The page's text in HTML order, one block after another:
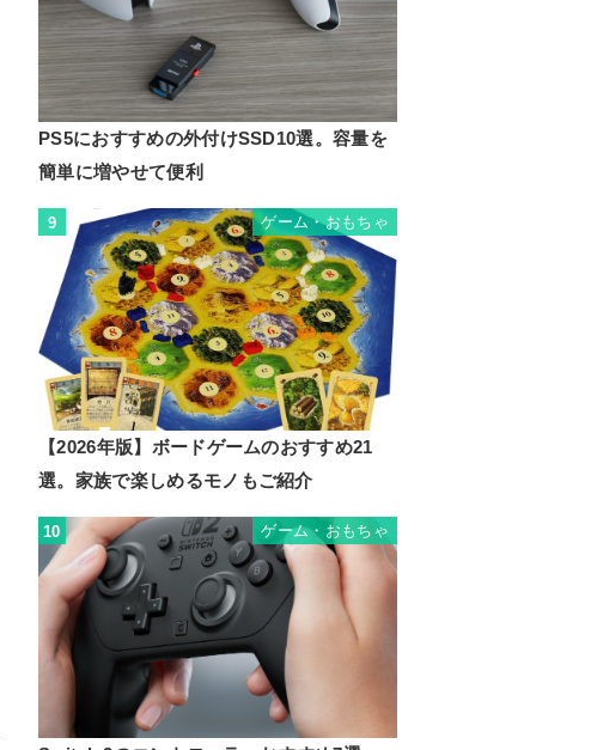
PS5におすすめの外付けSSD10選。容量を
簡単に増やせて便利
9 ゲーム・おもちゃ
【2026年版】ボードゲームのおすすめ21
選。家族で楽しめるモノもご紹介
10 ゲーム・おもちゃ